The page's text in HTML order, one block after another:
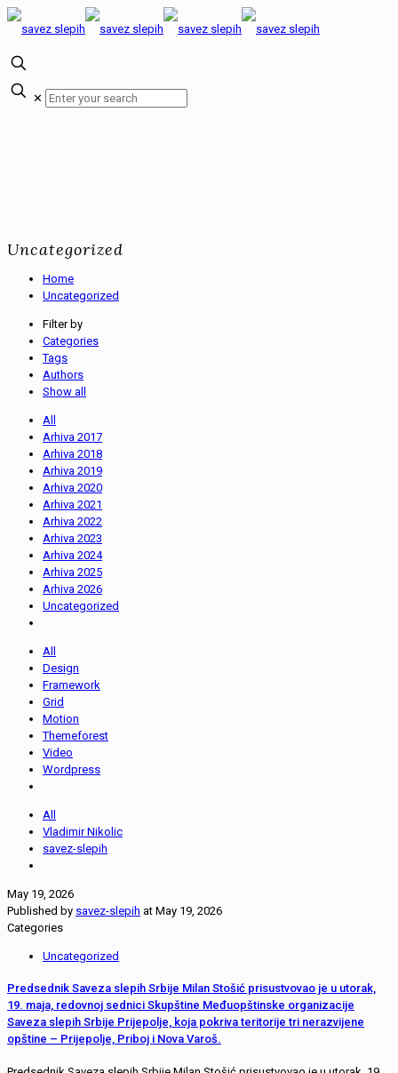
✕
Uncategorized
Home
Uncategorized
Filter by
Categories
Tags
Authors
Show all
All
Arhiva 2017
Arhiva 2018
Arhiva 2019
Arhiva 2020
Arhiva 2021
Arhiva 2022
Arhiva 2023
Arhiva 2024
Arhiva 2025
Arhiva 2026
Uncategorized
All
Design
Framework
Grid
Motion
Themeforest
Video
Wordpress
All
Vladimir Nikolic
savez-slepih
May 19, 2026
Published by savez-slepih at May 19, 2026
Categories
Uncategorized
Predsednik Saveza slepih Srbije Milan Stošić prisustvovao je u utorak,
19. maja, redovnoj sednici Skupštine Međuopštinske organizacije
Saveza slepih Srbije Prijepolje, koja pokriva teritorije tri nerazvijene
opštine – Prijepolje, Priboj i Nova Varoš.